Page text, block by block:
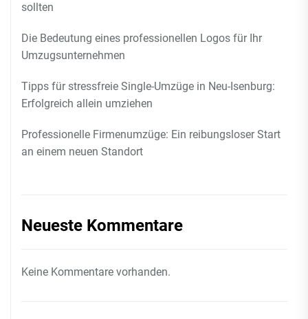
sollten
Die Bedeutung eines professionellen Logos für Ihr
Umzugsunternehmen
Tipps für stressfreie Single-Umzüge in Neu-Isenburg:
Erfolgreich allein umziehen
Professionelle Firmenumzüge: Ein reibungsloser Start
an einem neuen Standort
Neueste Kommentare
Keine Kommentare vorhanden.